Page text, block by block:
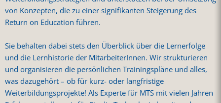
von Konzepten, die zu einer signifikanten Steigerung des
Return on Education führen.
Sie behalten dabei stets den Überblick über die Lernerfolge
und die Lernhistorie der MitarbeiterInnen. Wir strukturieren
und organisieren die persönlichen Trainingspläne und alles,
was dazugehört – ob für kurz- oder langfristige
Weiterbildungsprojekte! Als Experte für MTS mit vielen Jahren